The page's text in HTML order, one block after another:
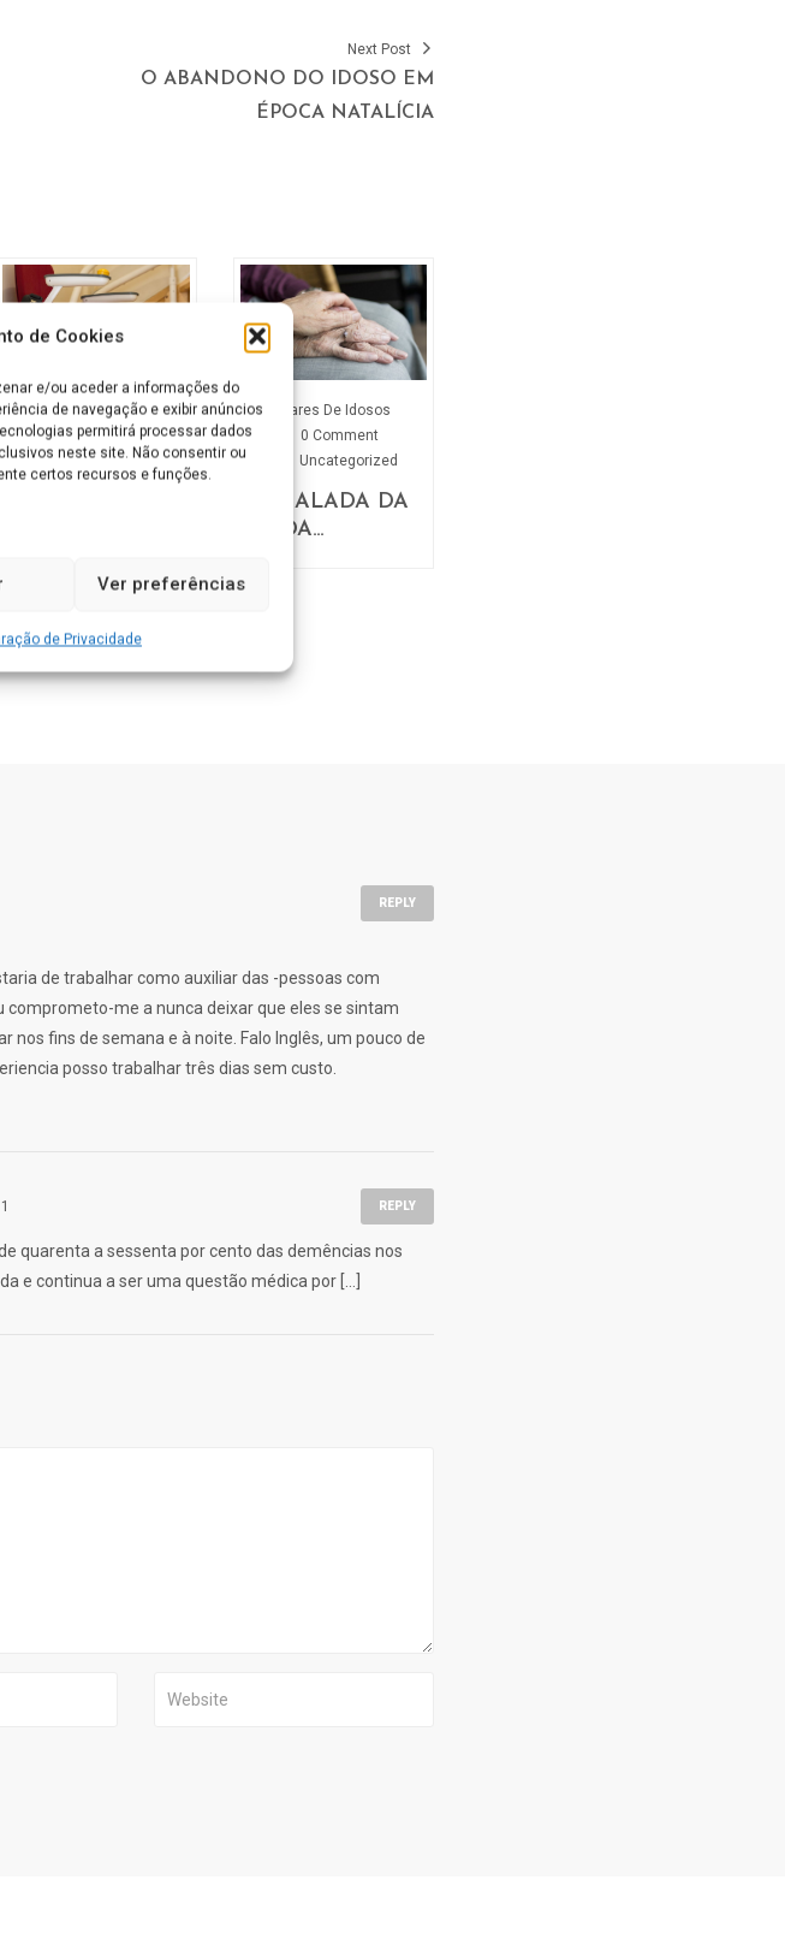
de Cookies
e/ou aceder a informações do
de navegação e exibir anúncios
permitirá processar dados
neste site. Não consentir ou
certos recursos e funções.
Ver preferências
de Privacidade
Next Post
O ABANDONO DO IDOSO EM
ÉPOCA NATALÍCIA
Lares De Idosos
0 Comment
Uncategorized
de idosos
Lares De Idosos
0 Comment
Uncategorized
A BALADA DA
VIDA…
REPLY
de trabalhar como auxiliar das -pessoas com
comprometo-me a nunca deixar que eles se sintam
nos fins de semana e à noite. Falo Inglês, um pouco de
posso trabalhar três dias sem custo.
REPLY
quarenta a sessenta por cento das demências nos
e continua a ser uma questão médica por […]